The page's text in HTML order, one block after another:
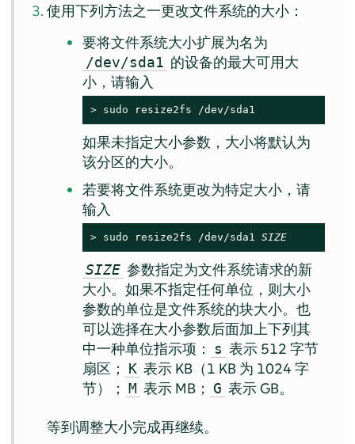
使用下列方法之一更改文件系统的大小：
要将文件系统大小扩展为名为
/dev/sda1 的设备的最大可用大
小，请输入
> sudo resize2fs /dev/sda1
如果未指定大小参数，大小将默认为
该分区的大小。
若要将文件系统更改为特定大小，请
输入
> sudo resize2fs /dev/sda1 SIZE
SIZE 参数指定为文件系统请求的新
大小。如果不指定任何单位，则大小
参数的单位是文件系统的块大小。也
可以选择在大小参数后面加上下列其
中一种单位指示项：
s 表示 512 字节
扇区；
K 表示 KB（1 KB 为 1024 字
节）； M 表示 MB； G 表示 GB。
等到调整大小完成再继续。